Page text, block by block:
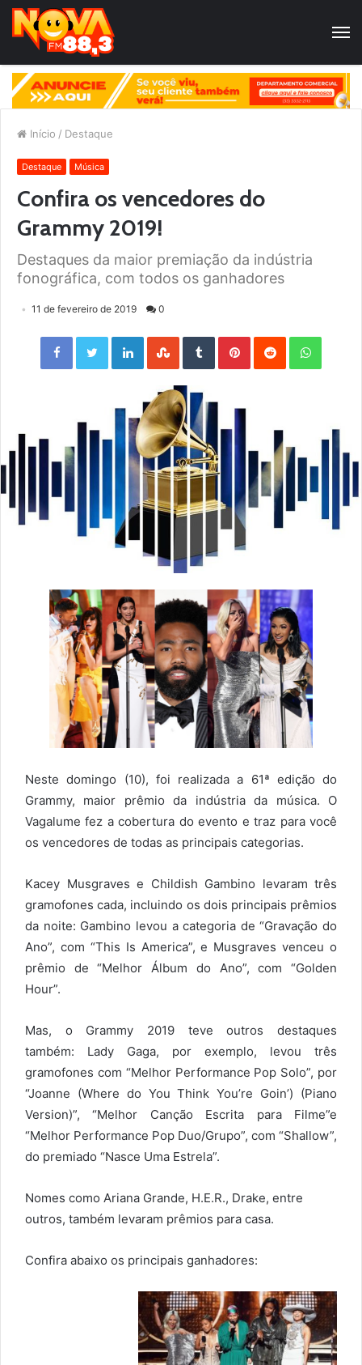
Início / Destaque
Destaque Música
Confira os vencedores do
Grammy 2019!
Destaques da maior premiação da indústria
fonográfica, com todos os ganhadores
11 de fevereiro de 2019 0
Facebook Twitter LinkedIn StumbleUpon Tumblr Pinterest Reddit
Neste domingo (10), foi realizada a 61ª edição do
Grammy, maior prêmio da indústria da música. O
Vagalume fez a cobertura do evento e traz para você
os vencedores de todas as principais categorias.
Kacey Musgraves e Childish Gambino levaram três
gramofones cada, incluindo os dois principais prêmios
da noite: Gambino levou a categoria de “Gravação do
Ano”, com “This Is America”, e Musgraves venceu o
prêmio de “Melhor Álbum do Ano”, com “Golden
Hour”.
Mas, o Grammy 2019 teve outros destaques
também: Lady Gaga, por exemplo, levou três
gramofones com “Melhor Performance Pop Solo”, por
“Joanne (Where do You Think You’re Goin’) (Piano
Version)”, “Melhor Canção Escrita para Filme”e
“Melhor Performance Pop Duo/Grupo”, com “Shallow”,
do premiado “Nasce Uma Estrela”.
Nomes como Ariana Grande, H.E.R., Drake, entre
outros, também levaram prêmios para casa.
Confira abaixo os principais ganhadores: